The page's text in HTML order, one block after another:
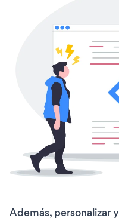
Además, personalizar